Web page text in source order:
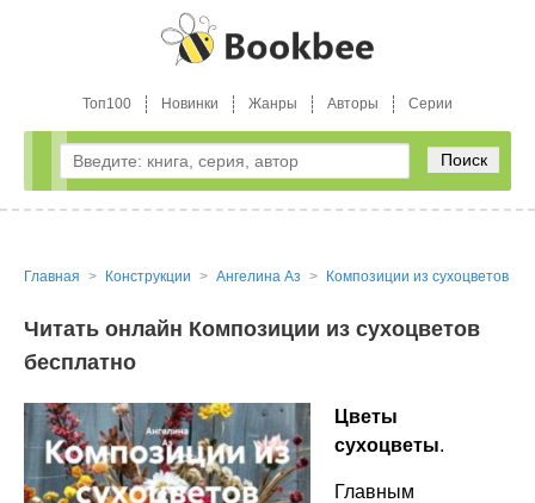
Топ100 Новинки Жанры Авторы Серии
Поиск
Главная Конструкции Ангелина Аз Композиции из сухоцветов
Читать онлайн Композиции из сухоцветов
бесплатно
Цветы
сухоцветы.
Главным